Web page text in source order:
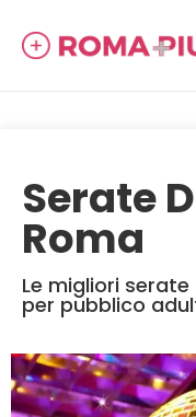
Serate
Roma
Le migliori
per pubblico